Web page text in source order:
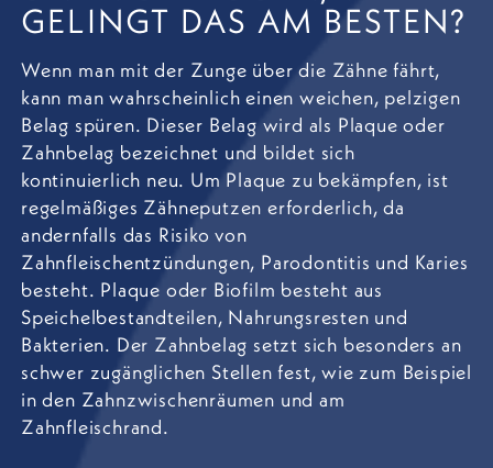
GELINGT DAS AM BESTEN?
Wenn man mit der Zunge über die Zähne fährt,
kann man wahrscheinlich einen weichen, pelzigen
Belag spüren. Dieser Belag wird als Plaque oder
Zahnbelag bezeichnet und bildet sich
kontinuierlich neu. Um Plaque zu bekämpfen, ist
regelmäßiges Zähneputzen erforderlich, da
andernfalls das Risiko von
Zahnfleischentzündungen, Parodontitis und Karies
besteht. Plaque oder Biofilm besteht aus
Speichelbestandteilen, Nahrungsresten und
Bakterien. Der Zahnbelag setzt sich besonders an
schwer zugänglichen Stellen fest, wie zum Beispiel
in den Zahnzwischenräumen und am
Zahnfleischrand.